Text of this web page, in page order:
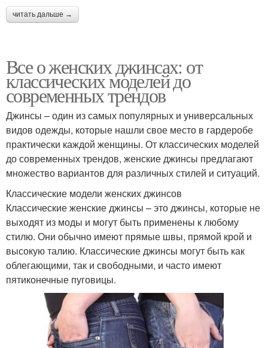
читать дальше →
Все о женских джинсах: от
классических моделей до
современных трендов
Джинсы – один из самых популярных и универсальных
видов одежды, которые нашли свое место в гардеробе
практически каждой женщины. От классических моделей
до современных трендов, женские джинсы предлагают
множество вариантов для различных стилей и ситуаций.
Классические модели женских джинсов
Классические женские джинсы – это джинсы, которые не
выходят из моды и могут быть применены к любому
стилю. Они обычно имеют прямые швы, прямой крой и
высокую талию. Классические джинсы могут быть как
облегающими, так и свободными, и часто имеют
пятиконечные пуговицы.